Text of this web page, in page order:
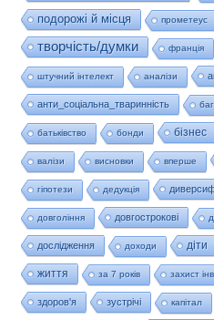
подорожі й місця
прометеус
творчість/думки
франція
штучний інтелект аналізи
анти_соціальна_тваринність
батьківство бонди бізнес
валізи висновки вперше
гіпотези дедукція
довгоління довгострокові
дослідження доходи діти
життя за 7 років захист
здоров'я зустрічі капітал